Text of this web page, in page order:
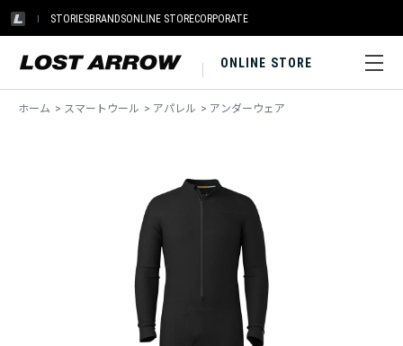
STORIESBRANDSONLINE STORECORPORATE
ONLINE STORE
ホーム > スマートウール > アパレル > アンダーウェア